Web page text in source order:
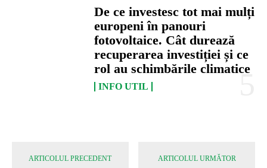
De ce investesc tot mai mulți
europeni în panouri
fotovoltaice. Cât durează
recuperarea investiției și ce
rol au schimbările climatice
INFO UTIL
ARTICOLUL PRECEDENT ARTICOLUL URMĂTOR